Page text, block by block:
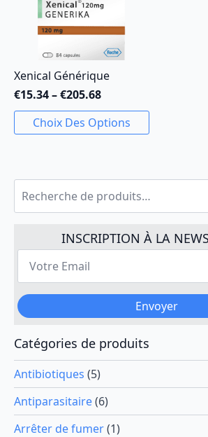
Xenical Générique
€15.34–€205.68
Plage
de
prix :Choix Des Options
Ce
produit
variations.
Les
options
la
page
du
Recherche
pour :
INSCRIPTION À LA
Votre
Email
Envoyer
Catégories de produits
Antibiotiques (5)
Antiparasitaire(6)
Arrêter de fumer(1)